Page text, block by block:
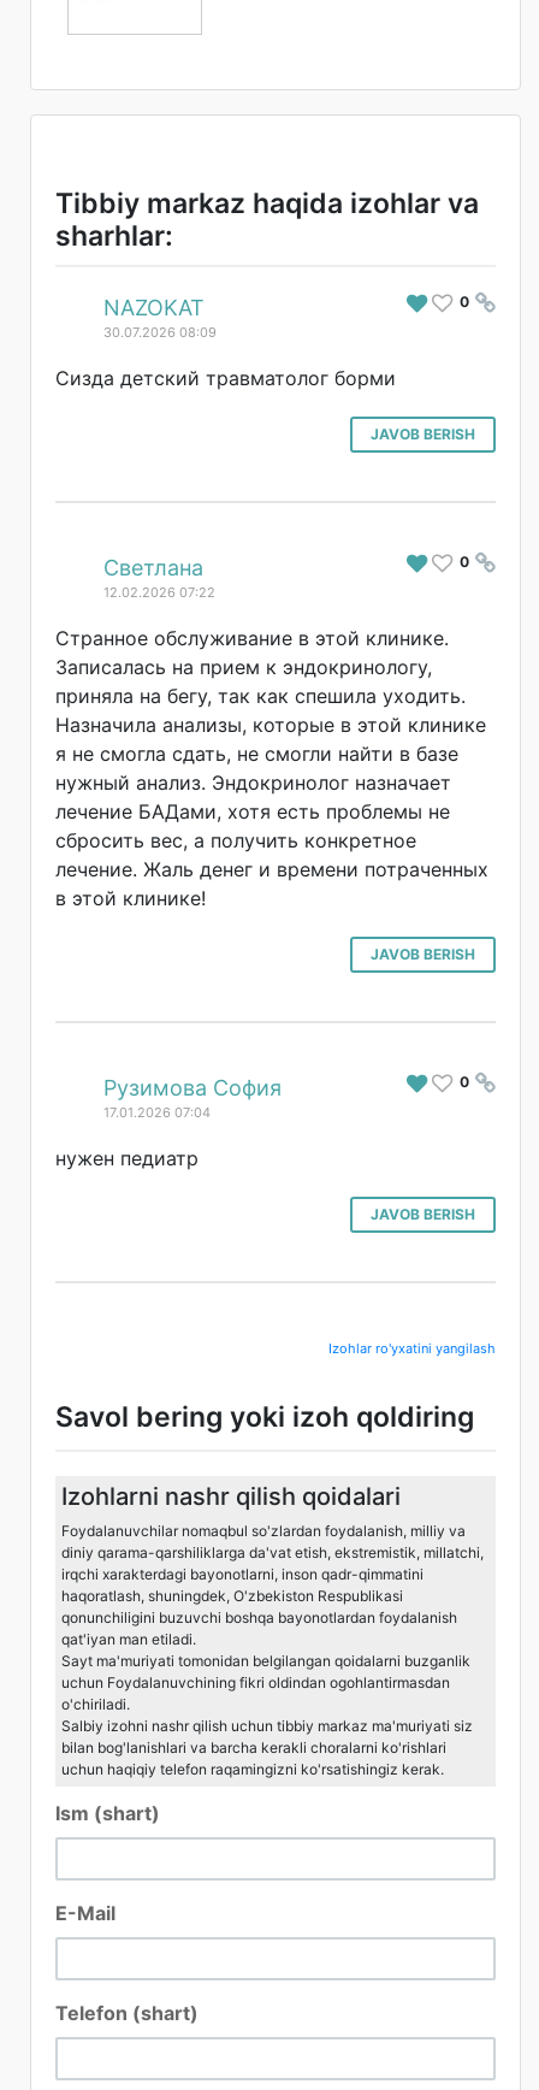
Tibbiy markaz haqida izohlar va
sharhlar:
# 0
NAZOKAT
30.07.2026 08:09
Сизда детский травматолог борми
JAVOB BERISH
# 0
Светлана
12.02.2026 07:22
Странное обслуживание в этой клинике.
Записалась на прием к эндокринологу,
приняла на бегу, так как спешила уходить.
Назначила анализы, которые в этой клинике
я не смогла сдать, не смогли найти в базе
нужный анализ. Эндокринолог назначает
лечение БАДами, хотя есть проблемы не
сбросить вес, а получить конкретное
лечение. Жаль денег и времени потраченных
в этой клинике!
JAVOB BERISH
# 0
Рузимова София
17.01.2026 07:04
нужен педиатр
JAVOB BERISH
Izohlar ro'yxatini yangilash
Savol bering yoki izoh qoldiring
Izohlarni nashr qilish qoidalari
Foydalanuvchilar nomaqbul so'zlardan foydalanish, milliy va
diniy qarama-qarshiliklarga da'vat etish, ekstremistik, millatchi,
irqchi xarakterdagi bayonotlarni, inson qadr-qimmatini
haqoratlash, shuningdek, O'zbekiston Respublikasi
qonunchiligini buzuvchi boshqa bayonotlardan foydalanish
qat'iyan man etiladi.
Sayt ma'muriyati tomonidan belgilangan qoidalarni buzganlik
uchun Foydalanuvchining fikri oldindan ogohlantirmasdan
o'chiriladi.
Salbiy izohni nashr qilish uchun tibbiy markaz ma'muriyati siz
bilan bog'lanishlari va barcha kerakli choralarni ko'rishlari
uchun haqiqiy telefon raqamingizni ko'rsatishingiz kerak.
Ism (shart)
E-Mail
Telefon (shart)